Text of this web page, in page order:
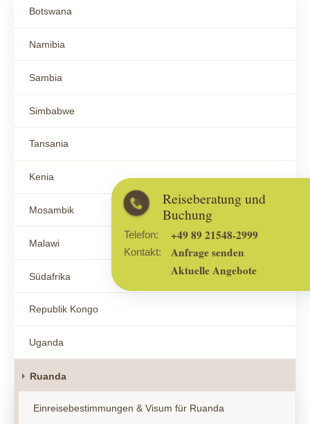
Reiseberatung und
Buchung
Telefon: +49 89 21548-2999
Kontakt:
Anfrage senden
Aktuelle Angebote
Botswana
Namibia
Sambia
Simbabwe
Tansania
Kenia
Mosambik
Malawi
Südafrika
Republik Kongo
Uganda
Ruanda
Einreisebestimmungen & Visum für Ruanda